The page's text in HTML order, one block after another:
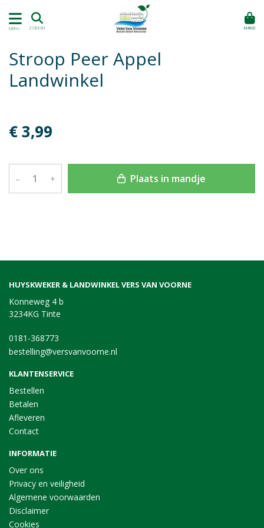
MENU ZOEKEN MAND
Stroop Peer Appel
Landwinkel
€ 3,99
– + Plaats in mandje
HUYSKWEKER & LANDWINKEL VERS VAN VOORNE
Konneweg 4 b
3234KG Tinte
0181-368773
bestelling@versvanvoorne.nl
KLANTENSERVICE
Bestellen
Betalen
Afleveren
Contact
INFORMATIE
Over ons
Privacy en veiligheid
Algemene voorwaarden
Disclaimer
Cookies